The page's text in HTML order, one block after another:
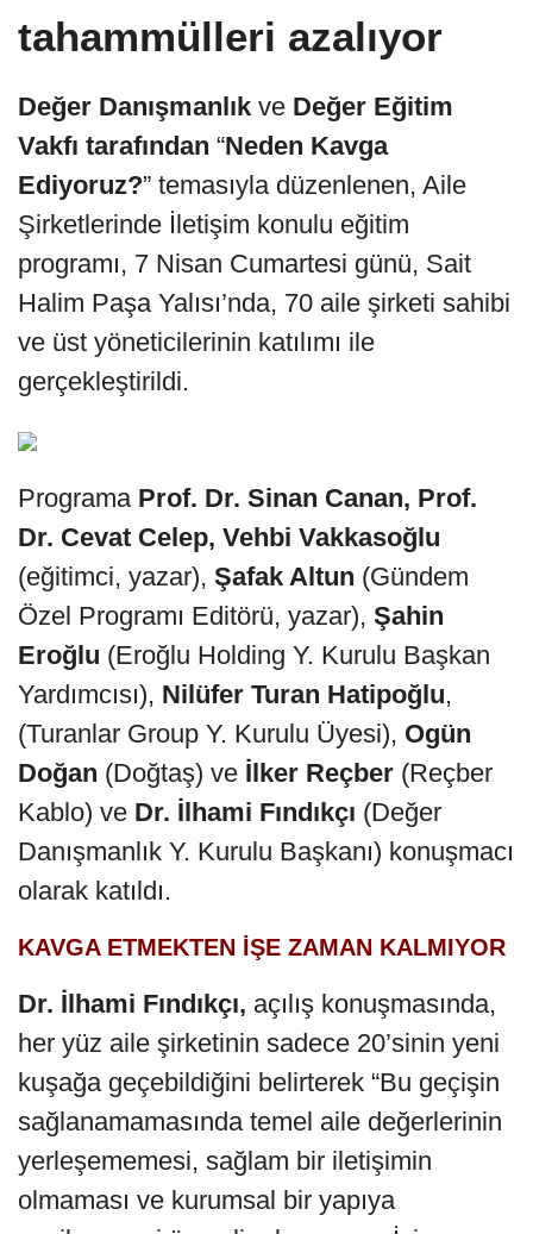
tahammülleri azalıyor
Değer Danışmanlık ve Değer Eğitim
Vakfı tarafından “Neden Kavga
Ediyoruz?” temasıyla düzenlenen, Aile
Şirketlerinde İletişim konulu eğitim
programı, 7 Nisan Cumartesi günü, Sait
Halim Paşa Yalısı’nda, 70 aile şirketi sahibi
ve üst yöneticilerinin katılımı ile
gerçekleştirildi.
Programa Prof. Dr. Sinan Canan, Prof.
Dr. Cevat Celep, Vehbi Vakkasoğlu
(eğitimci, yazar), Şafak Altun (Gündem
Özel Programı Editörü, yazar), Şahin
Eroğlu (Eroğlu Holding Y. Kurulu Başkan
Yardımcısı), Nilüfer Turan Hatipoğlu,
(Turanlar Group Y. Kurulu Üyesi), Ogün
Doğan (Doğtaş) ve İlker Reçber (Reçber
Kablo) ve Dr. İlhami Fındıkçı (Değer
Danışmanlık Y. Kurulu Başkanı) konuşmacı
olarak katıldı.
KAVGA ETMEKTEN İŞE ZAMAN KALMIYOR
Dr. İlhami Fındıkçı, açılış konuşmasında,
her yüz aile şirketinin sadece 20’sinin yeni
kuşağa geçebildiğini belirterek “Bu geçişin
sağlanamamasında temel aile değerlerinin
yerleşememesi, sağlam bir iletişimin
olmaması ve kurumsal bir yapıya